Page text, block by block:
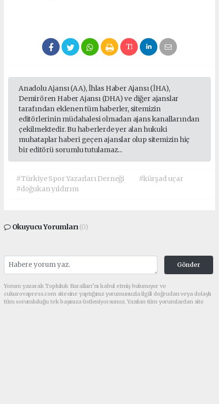
Anadolu Ajansı (AA), İhlas Haber Ajansı (İHA),
Demirören Haber Ajansı (DHA) ve diğer ajanslar
tarafından eklenen tüm haberler, sitemizin
editörlerinin müdahalesi olmadan ajans kanallarından
çekilmektedir. Bu haberlerde yer alan hukuki
muhataplar haberi geçen ajanslar olup sitemizin hiç
bir editörü sorumlu tutulamaz...
#Türkiye Spor Yazarları Derneği
#kürşad uçar
#doğukan yıldırım
Okuyucu Yorumları(0)
Gönder
Yorum yazarak Topluluk Kuralları’nı kabul etmiş bulunuyor ve
cukurovapress.com sitesine yaptığınız yorumunuzla ilgili doğrudan veya dolaylı
tüm sorumluluğu tek başınıza üstleniyorsunuz. Yazılan tüm yorumlardan site